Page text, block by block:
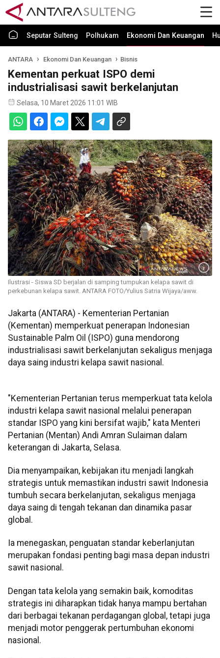
Seputar Sulteng Polhukam Ekonomi Dan Keuangan
ANTARA Ekonomi Dan Keuangan Bisnis
Kementan perkuat ISPO demi
industrialisasi sawit berkelanjutan
Selasa, 10 Maret 2026 11:01 WIB
Ilustrasi - Siswa SD berjalan di samping tumpukan kelapa sawit di
perkebunan kelapa sawit. ANTARA FOTO/Yulius Satria Wijaya/aww.
Jakarta (ANTARA) - Kementerian Pertanian
(Kementan) memperkuat penerapan Indonesian
Sustainable Palm Oil (ISPO) guna mendorong
industrialisasi sawit berkelanjutan sekaligus menjaga
daya saing industri kelapa sawit nasional.
"Kementerian Pertanian terus memperkuat tata kelola
industri kelapa sawit nasional melalui penerapan
standar ISPO yang kini bersifat wajib," kata Menteri
Pertanian (Mentan) Andi Amran Sulaiman dalam
keterangan di Jakarta, Selasa.
Dia menyampaikan, kebijakan itu menjadi langkah
strategis untuk memastikan industri sawit Indonesia
tumbuh secara berkelanjutan, sekaligus menjaga
daya saing di tengah tekanan dan dinamika pasar
global.
Ia menegaskan, penguatan standar keberlanjutan
merupakan fondasi penting bagi masa depan industri
sawit nasional.
Dengan tata kelola yang semakin baik, komoditas
strategis ini diharapkan tidak hanya mampu bertahan
dari berbagai tekanan perdagangan global, tetapi juga
menjadi motor penggerak pertumbuhan ekonomi
nasional.